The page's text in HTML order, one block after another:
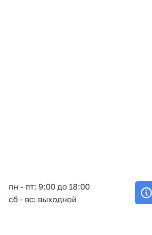
пн - пт: 9:00 до 18:00
сб - вс: выходной